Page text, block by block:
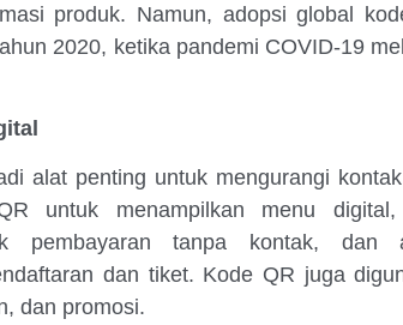
produk. Namun, adopsi global
2020, ketika pandemi COVID-19
alat penting untuk mengurangi
untuk menampilkan menu
pembayaran tanpa kontak, dan
dan tiket. Kode QR juga
dan promosi.